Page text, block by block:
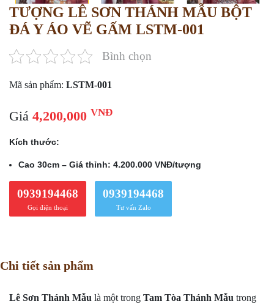
TƯỢNG LÊ SƠN THÁNH MẪU BỘT
ĐÁ Y ÁO VẼ GẤM LSTM-001
Bình chọn
Mã sản phẩm: LSTM-001
Giá 4,200,000 VNĐ
Kích thước:
Cao 30cm – Giá thỉnh: 4.200.000 VNĐ/tượng
0939194468
Gọi điện thoại
0939194468
Tư vấn Zalo
Chi tiết sản phẩm
Lê Sơn Thánh Mẫu là một trong Tam Tòa Thánh Mẫu trong